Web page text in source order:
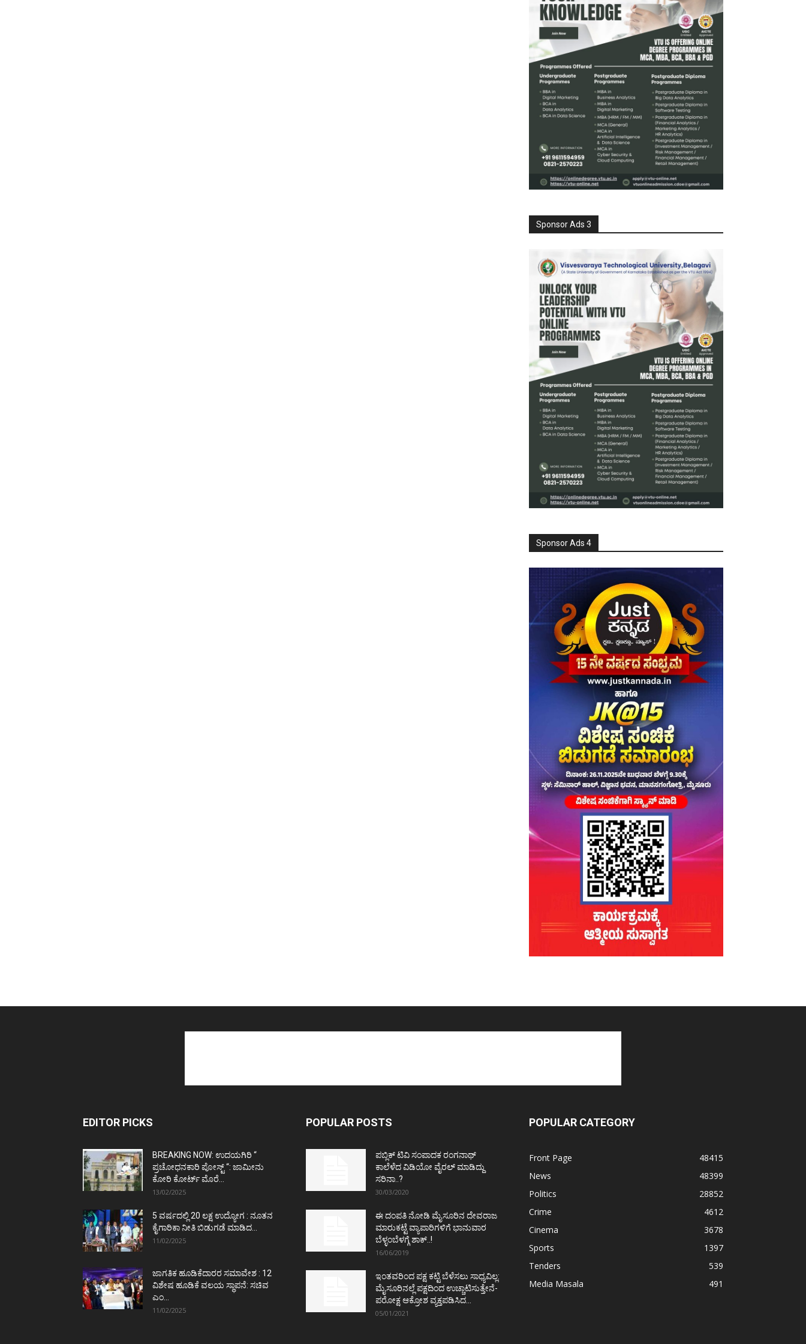
Sponsor Ads 3
Sponsor Ads 4
EDITOR PICKS
BREAKING NOW: ಉದಯಗಿರಿ “
ಪ್ರಚೋಧನಕಾರಿ ಪೋಸ್ಟ್‌ “: ಜಾಮೀನು
ಕೋರಿ ಕೋರ್ಟ್‌ ಮೊರೆ...
13/02/2025
5 ವರ್ಷದಲ್ಲಿ 20 ಲಕ್ಷ ಉದ್ಯೋಗ : ನೂತನ
ಕೈಗಾರಿಕಾ ನೀತಿ ಬಿಡುಗಡೆ ಮಾಡಿದ...
11/02/2025
ಜಾಗತಿಕ ಹೂಡಿಕೆದಾರರ ಸಮಾವೇಶ : 12
ವಿಶೇಷ ಹೂಡಿಕೆ ವಲಯ ಸ್ಥಾಪನೆ: ಸಚಿವ
ಎಂ...
11/02/2025
POPULAR POSTS
ಪಬ್ಲಿಕ್ ಟಿವಿ ಸಂಪಾದಕ ರಂಗನಾಥ್
ಕಾಲೆಳೆದ ವಿಡಿಯೋ ವೈರಲ್ ಮಾಡಿದ್ದು
ಸರಿನಾ..?
30/03/2020
ಈ ದಂಪತಿ ನೋಡಿ ಮೈಸೂರಿನ ದೇವರಾಜ
ಮಾರುಕಟ್ಟೆ ವ್ಯಾಪಾರಿಗಳಿಗೆ ಭಾನುವಾರ
ಬೆಳ್ಳಂಬೆಳಗ್ಗೆ ಶಾಕ್..!
16/06/2019
ಇಂತವರಿಂದ ಪಕ್ಷ ಕಟ್ಟಿ ಬೆಳೆಸಲು ಸಾಧ್ಯವಿಲ್ಲ:
ಮೈಸೂರಿನಲ್ಲೆ ಪಕ್ಷದಿಂದ ಉಚ್ಚಾಟಿಸುತ್ತೇನೆ-
ಪರೋಕ್ಷ ಆಕ್ರೋಶ ವ್ಯಕ್ತಪಡಿಸಿದ...
05/01/2021
POPULAR CATEGORY
Front Page
48415
News
48399
Politics
28852
Crime
4612
Cinema
3678
Sports
1397
Tenders
539
Media Masala
491